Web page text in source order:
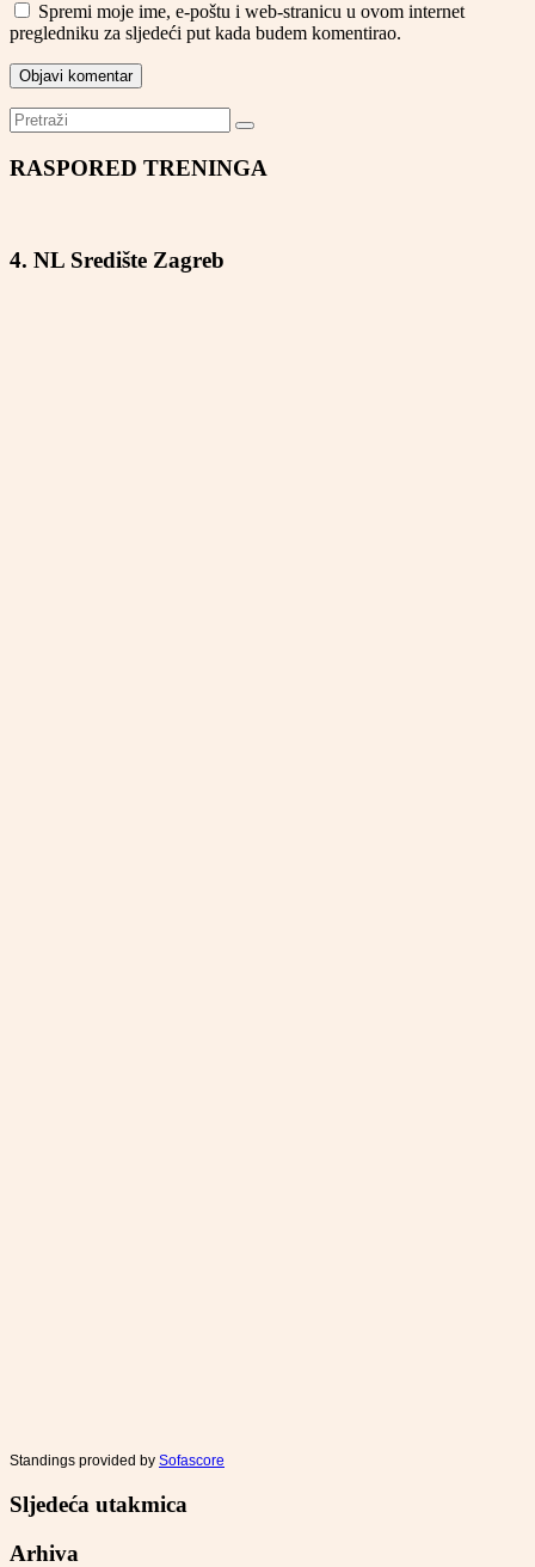
Spremi moje ime, e-poštu i web-stranicu u ovom internet
pregledniku za sljedeći put kada budem komentirao.
RASPORED TRENINGA
4. NL Središte Zagreb
Standings provided by Sofascore
Sljedeća utakmica
Arhiva